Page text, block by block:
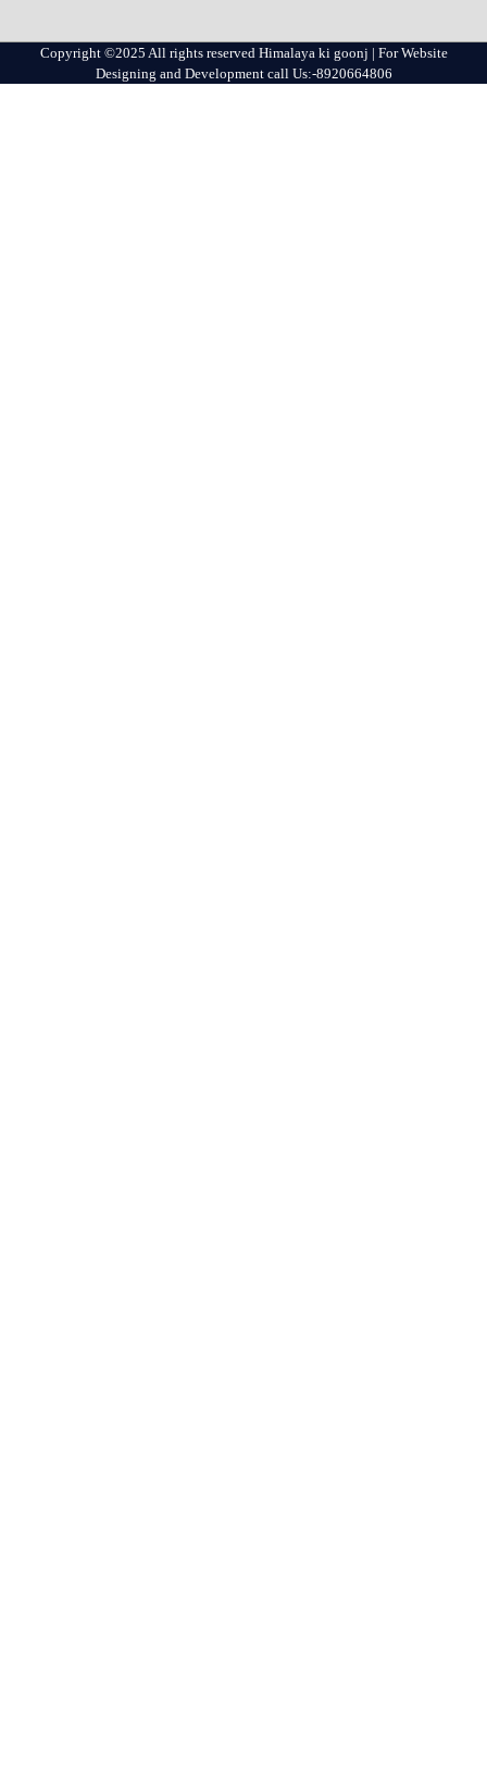
Copyright ©2025 All rights reserved Himalaya ki goonj | For Website
Designing and Development call Us:-8920664806